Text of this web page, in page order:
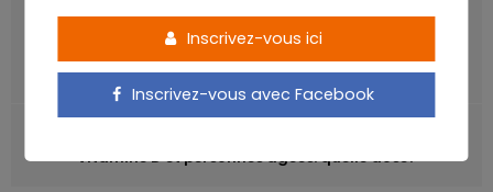
ARTICLE PRÉCÉDENT
Maigrir rapidement ou lentement, quelle différence pour
la santé?
Vitamine D et personnes âgées: quelle dose?
Inscrivez-vous ici
Inscrivez-vous avec Facebook